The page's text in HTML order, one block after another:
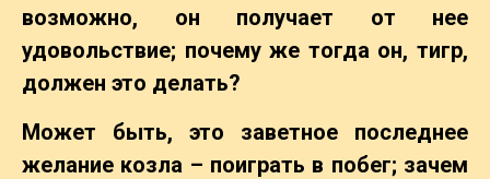
возможно, он получает от нее
удовольствие; почему же тогда он, тигр,
должен это делать?
Может быть, это заветное последнее
желание козла – поиграть в побег; зачем